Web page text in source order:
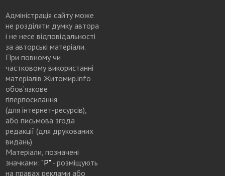
Адміністрація сайту може
не розділяти думку автора
і не несе відповідальності
за авторські матеріали.
При повному чи
частковому використанні
матеріалів Житомир.info
обов’язкове
гіперпосилання
(для інтернет-ресурсів),
або письмова згода
редакції (для друкованих
видань)
Матеріали, позначені
значками: "Р"- розміщують
на правах реклами або